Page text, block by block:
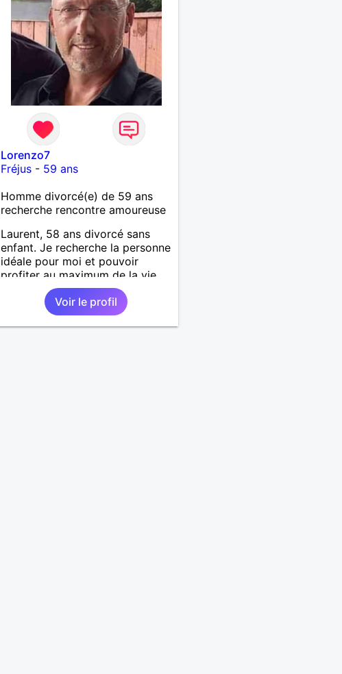
Lorenzo7
Fréjus - 59 ans
Homme divorcé(e) de 59 ans
recherche rencontre amoureuse
Laurent, 58 ans divorcé sans
enfant. Je recherche la personne
idéale pour moi et pouvoir
profiter au maximum de la vie
de couple
Voir le profil